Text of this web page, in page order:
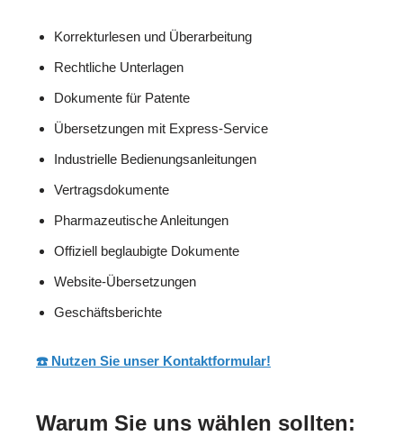
Korrekturlesen und Überarbeitung
Rechtliche Unterlagen
Dokumente für Patente
Übersetzungen mit Express-Service
Industrielle Bedienungsanleitungen
Vertragsdokumente
Pharmazeutische Anleitungen
Offiziell beglaubigte Dokumente
Website-Übersetzungen
Geschäftsberichte
☎️ Nutzen Sie unser Kontaktformular!
Warum Sie uns wählen sollten: